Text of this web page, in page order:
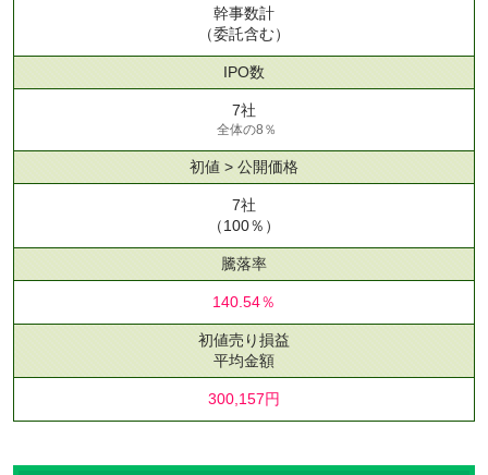
幹事数計
（委託含む）
IPO数
7社
全体の8％
初値 > 公開価格
7社
（100％）
騰落率
140.54％
初値売り損益
平均金額
300,157円